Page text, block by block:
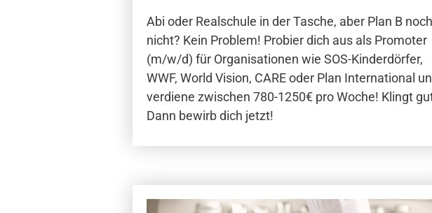
Abi oder Realschule in der Tasche, aber Plan B noch
nicht? Kein Problem! Probier dich aus als Promoter
(m/w/d) für Organisationen wie SOS-Kinderdörfer,
WWF, World Vision, CARE oder Plan International
verdiene zwischen 780-1250€ pro Woche! Klingt
Dann bewirb dich jetzt!